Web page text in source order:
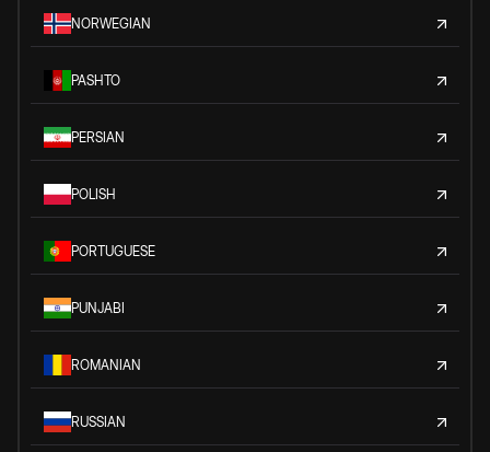
NORWEGIAN
PASHTO
PERSIAN
POLISH
PORTUGUESE
PUNJABI
ROMANIAN
RUSSIAN